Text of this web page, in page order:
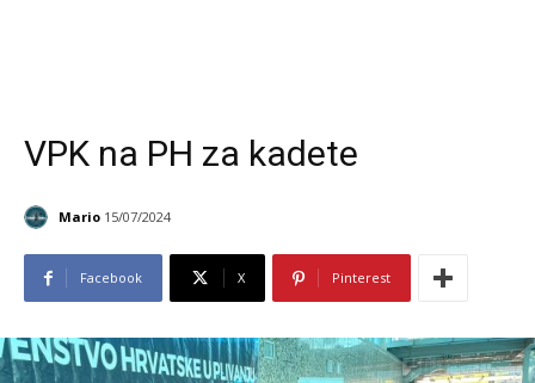
VPK na PH za kadete
Mario 15/07/2024
Facebook X Pinterest